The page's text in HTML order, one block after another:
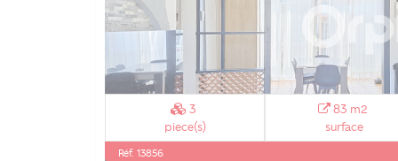
3
piece(s)
83 m2
surface
Réf. 13856